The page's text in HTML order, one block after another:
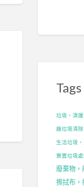
Tags
垃圾，清
廠垃圾清
生活垃圾
棄置垃圾
廢棄物，
擦拭布，